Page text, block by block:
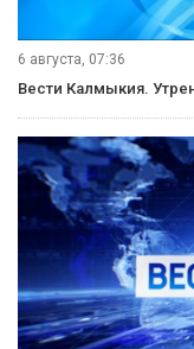
6 августа, 07:36
Вести Калмыкия.